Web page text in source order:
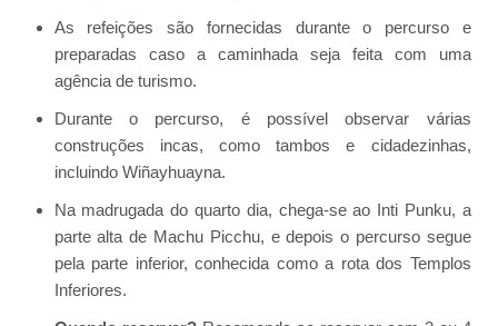
As refeições são fornecidas durante o percurso e
preparadas caso a caminhada seja feita com uma
agência de turismo.
Durante o percurso, é possível observar várias
construções incas, como tambos e cidadezinhas,
incluindo Wiñayhuayna.
Na madrugada do quarto dia, chega-se ao Inti Punku, a
parte alta de Machu Picchu, e depois o percurso segue
pela parte inferior, conhecida como a rota dos Templos
Inferiores.